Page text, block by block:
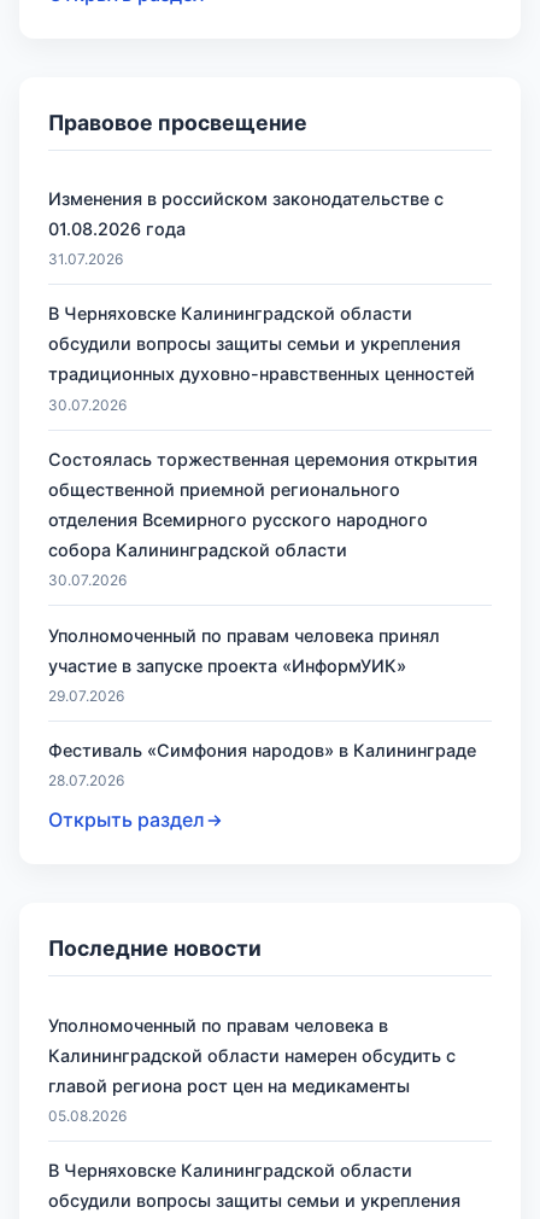
Правовое просвещение
Изменения в российском законодательстве с
01.08.2026 года
31.07.2026
В Черняховске Калининградской области
обсудили вопросы защиты семьи и укрепления
традиционных духовно-нравственных ценностей
30.07.2026
Состоялась торжественная церемония открытия
общественной приемной регионального
отделения Всемирного русского народного
собора Калининградской области
30.07.2026
Уполномоченный по правам человека принял
участие в запуске проекта «ИнформУИК»
29.07.2026
Фестиваль «Симфония народов» в Калининграде
28.07.2026
Открыть раздел
Последние новости
Уполномоченный по правам человека в
Калининградской области намерен обсудить с
главой региона рост цен на медикаменты
05.08.2026
В Черняховске Калининградской области
обсудили вопросы защиты семьи и укрепления